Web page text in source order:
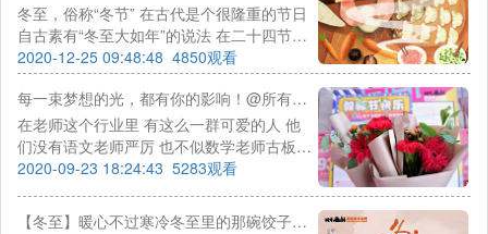
冬至，俗称“冬节” 在古代是个很隆重的节日
自古素有“冬至大如年”的说法 在二十四节气
中，冬至也倍受重视 冬至过节源于汉代，盛
于唐宋，相传至今 而今天就是冬至啦！
2020-12-25 09:48:48 4850观看
每一束梦想的光，都有你的影响！@所有笑笑兵团的老师们，教师节快乐！
在老师这个行业里 有这么一群可爱的人 他
们没有语文老师严厉 也不似数学老师古板
他们是最有趣的老师 浑身散发着不羁的个性
老师 才华横溢，妙笔生花......
2020-09-23 18:24:43 5283观看
【冬至】暖心不过寒冷冬至里的那碗饺子，愿所有美好如期而至~